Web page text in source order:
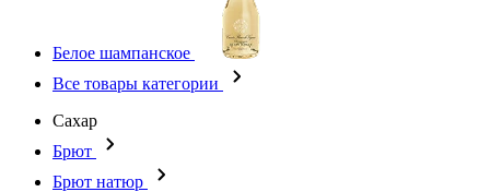
Белое шампанское
Все товары категории
Сахар
Брют
Брют натюр